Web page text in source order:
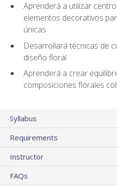
Aprenderá a utilizar
elementos decorativos
únicas
Desarrollará técnicas de
diseño floral
Aprenderá a crear
composiciones florales
Syllabus
Requirements
Instructor
FAQs